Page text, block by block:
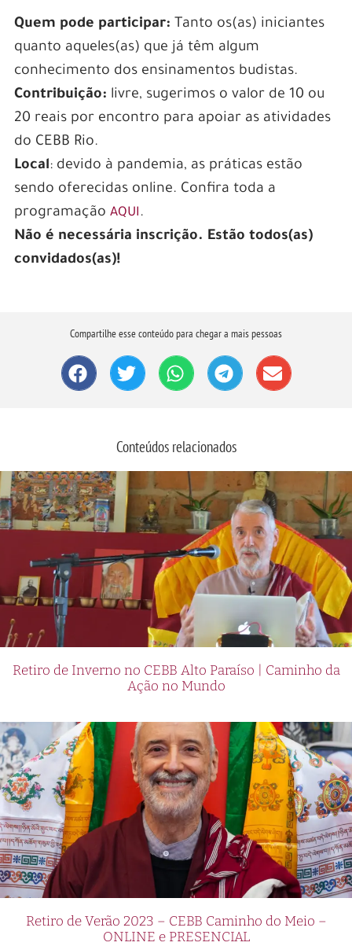
Quem pode participar: Tanto os(as) iniciantes
quanto aqueles(as) que já têm algum
conhecimento dos ensinamentos budistas.
Contribuição: livre, sugerimos o valor de 10 ou
20 reais por encontro para apoiar as atividades
do CEBB Rio.
Local: devido à pandemia, as práticas estão
sendo oferecidas online. Confira toda a
programação AQUI .
Não é necessária inscrição. Estão todos(as)
convidados(as)!
Compartilhe esse conteúdo para chegar a mais pessoas
Conteúdos relacionados
Retiro de Inverno no CEBB Alto Paraíso | Caminho da
Ação no Mundo
Retiro de Verão 2023 – CEBB Caminho do Meio –
ONLINE e PRESENCIAL